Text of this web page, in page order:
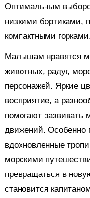
Оптимальным
низкими бортиками,
компактными горками.
Малышам нравятся
животных, радуг,
персонажей. Яркие
восприятие, а
помогают развивать
движений. Особенно
вдохновленные
морскими
превращаться в
становится